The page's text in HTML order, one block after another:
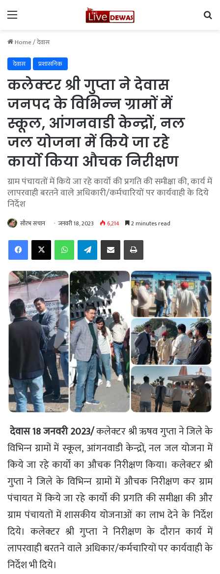
Home/देवास
देवास
प्रशासनिक
कलेक्टर श्री गुप्ता ने देवास
जनपद के विभिन्‍न ग्रामों में
स्‍कूल, आंगनवाडी केन्‍द्रों, नल
जल योजना में किये जा रहे
कार्यो किया औचक निरीक्षण
ग्राम पंचायतों में किये जा रहे कार्यो की प्र‍गति की समीक्षा की, कार्य में
लापरवाही बरतने वाले अधिकारी/कर्मचारियों पर कार्यवाही के दिये
निर्देश
सौरभ सचान जनवरी 18, 2023 6,214 2 minutes read
Telegram
देवास 18 जनवरी 2023/कलेक्टर श्री ऋषव गुप्ता ने जिले के
विभिन्‍न ग्रामों में स्‍कूल, आंगनवाडी केन्‍द्रों, नल जल योजना में
किये जा रहे कार्यो का औचक निरीक्षण किया। कलेक्टर श्री
गुप्ता ने जिले के विभिन्‍न ग्रामों में औचक निरीक्षण कर ग्राम
पंचायत में किये जा रहे कार्यो की प्र‍गति की समीक्षा की और
ग्राम पंचायतों में शासकीय योजनाओं का लाभ देने के निर्देश
दिये। कलेक्‍टर श्री गुप्‍ता ने निरीक्षण के दौरान कार्य में
लापरवाही बरतने वाले अधिकार/कर्मचारियों पर कार्यवाही के
निर्देश भी दिये।